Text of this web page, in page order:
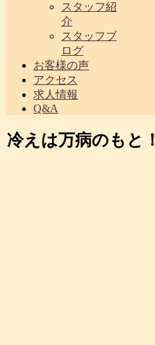
スタッフ紹
介
スタッフブ
ログ
お客様の声
アクセス
求人情報
Q&A
冷えは万病のもと！